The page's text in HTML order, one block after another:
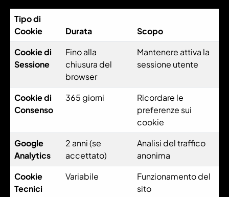
Tipo di
Cookie
Durata
Scopo
Cookie di
Sessione
Fino alla
chiusura del
browser
Mantenere attiva la
sessione utente
Cookie di
Consenso
365 giorni
Ricordare le
preferenze sui
cookie
Google
Analytics
2 anni (se
accettato)
Analisi del traffico
anonima
Cookie
Tecnici
Variabile
Funzionamento del
sito